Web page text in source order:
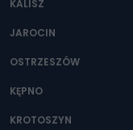
Można to zrobić pod
KALISZ
JAROCIN
OSTRZESZÓW
KĘPNO
KROTOSZYN